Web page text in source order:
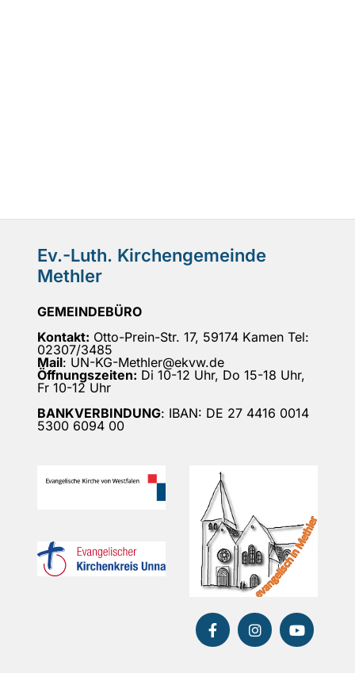
Ev.-Luth. Kirchengemeinde
Methler
GEMEINDEBÜRO
Kontakt: Otto-Prein-Str. 17, 59174 Kamen Tel:
02307/3485
Mail: UN-KG-Methler@ekvw.de
Öffnungszeiten: Di 10-12 Uhr, Do 15-18 Uhr,
Fr 10-12 Uhr
BANKVERBINDUNG: IBAN: DE 27 4416 0014
5300 6094 00